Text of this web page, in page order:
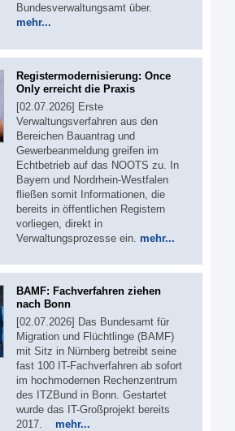
Bundesverwaltungsamt über.
mehr...
Registermodernisierung: Once
Only erreicht die Praxis
[02.07.2026] Erste
Verwaltungsverfahren aus den
Bereichen Bauantrag und
Gewerbeanmeldung greifen im
Echtbetrieb auf das NOOTS zu. In
Bayern und Nordrhein-Westfalen
fließen somit Informationen, die
bereits in öffentlichen Registern
vorliegen, direkt in
Verwaltungsprozesse ein. mehr...
BAMF: Fachverfahren ziehen
nach Bonn
[02.07.2026] Das Bundesamt für
Migration und Flüchtlinge (BAMF)
mit Sitz in Nürnberg betreibt seine
fast 100 IT-Fachverfahren ab sofort
im hochmodernen Rechenzentrum
des ITZBund in Bonn. Gestartet
wurde das IT-Großprojekt bereits
2017. mehr...